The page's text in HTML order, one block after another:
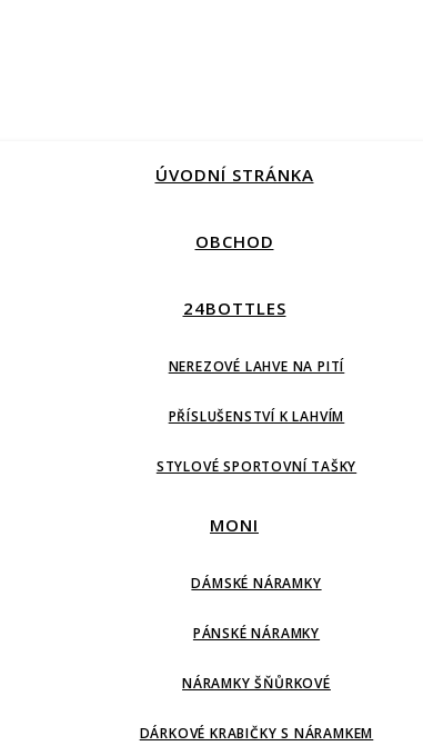
ÚVODNÍ STRÁNKA
OBCHOD
24BOTTLES
NEREZOVÉ LAHVE NA PITÍ
PŘÍSLUŠENSTVÍ K LAHVÍM
STYLOVÉ SPORTOVNÍ TAŠKY
MONI
DÁMSKÉ NÁRAMKY
PÁNSKÉ NÁRAMKY
NÁRAMKY ŠŇŮRKOVÉ
DÁRKOVÉ KRABIČKY S NÁRAMKEM